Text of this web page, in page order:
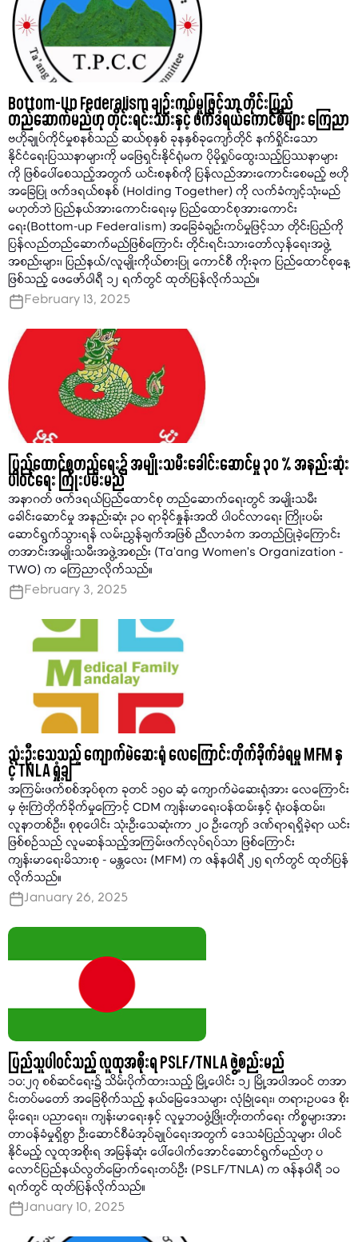
Bottom-Up Federalism ချဉ်းကပ်မှုဖြင့်သာ တိုင်းပြည်
တည်ဆောက်မည်ဟု တိုင်းရင်းသားနှင့် ဖက်ဒရယ်ကောင်စီများ ကြေညာ
ဗဟိုချုပ်ကိုင်မှုစနစ်သည် ဆယ်စုနှစ် ခုနနှစ်ခုကျော်တိုင် နက်ရှိုင်းသော
နိုင်ငံရေးပြဿနာများကို မဖြေရှင်းနိုင်ရုံမက ပိုမိုရှုပ်ထွေးသည့်ပြဿနာများ
ကို ဖြစ်ပေါ်စေသည့်အတွက် ယင်းစနစ်ကို ပြန်လည်အားကောင်းစေမည့် ဗဟို
အခြေပြု ဖက်ဒရယ်စနစ် (Holding Together) ကို လက်ခံကျင့်သုံးမည်
မဟုတ်ဘဲ ပြည်နယ်အားကောင်းရေးမှ ပြည်ထောင်စုအားကောင်း
ရေး(Bottom-up Federalism) အခြေခံချဉ်းကပ်မှုဖြင့်သာ တိုင်းပြည်ကို
ပြန်လည်တည်ဆောက်မည်ဖြစ်ကြောင်း တိုင်းရင်းသားတော်လှန်ရေးအဖွဲ့
အစည်းများ၊ ပြည်နယ်/လူမျိုးကိုယ်စားပြု ကောင်စီ ကိုးခုက ပြည်ထောင်စုနေ့
ဖြစ်သည့် ဖေဖော်ဝါရီ ၁၂ ရက်တွင် ထုတ်ပြန်လိုက်သည်။
February 13, 2025
ပြည်ထောင်စုတည်ရေး၌ အမျိုးသမီးခေါင်းဆောင်မှု ၃၀ % အနည်းဆုံး
ပါဝင်ရေး ကြိုးပမ်းမည်
အနာဂတ် ဖက်ဒရယ်ပြည်ထောင်စု တည်ဆောက်ရေးတွင် အမျိုးသမီး
ခေါင်းဆောင်မှု အနည်းဆုံး ၃၀ ရာခိုင်နှုန်းအထိ ပါဝင်လာရေး ကြိုးပမ်း
ဆောင်ရွက်သွားရန် လမ်းညွှန်ချက်အဖြစ် ညီလာခံက အတည်ပြုခဲ့ကြောင်း
တအာင်းအမျိုးသမီးအဖွဲ့အစည်း (Ta’ang Women’s Organization -
TWO) က ကြေညာလိုက်သည်။
February 3, 2025
သုံးဦးသေသည့် ကျောက်မဲဆေးရုံ လေကြောင်းတိုက်ခိုက်ခံရမှု MFM နှ
င့် TNLA ရှုံ့ချ
အကြမ်းဖက်စစ်အုပ်စုက ခုတင် ၁၅၀ ဆံ့ ကျောက်မဲဆေးရုံအား လေကြောင်း
မှ ဗုံးကြဲတိုက်ခိုက်မှုကြောင့် CDM ကျန်းမာရေးဝန်ထမ်းနှင့် ရုံးဝန်ထမ်း၊
လူနာတစ်ဦး၊ စုစုပေါင်း သုံးဦးသေဆုံးကာ ၂၀ ဦးကျော် ဒဏ်ရာရရှိခဲ့ရာ ယင်း
ဖြစ်စဉ်သည် လူမဆန်သည့်အကြမ်းဖက်လုပ်ရပ်သာ ဖြစ်ကြောင်း
ကျန်းမာရေးမိသားစု - မန္တလေး (MFM) က ဇန်နဝါရီ ၂၅ ရက်တွင် ထုတ်ပြန်
လိုက်သည်။
January 26, 2025
ပြည်သူပါဝင်သည့် လူထုအစိုးရ PSLF/TNLA ဖွဲ့စည်းမည်
၁၀:၂၇ စစ်ဆင်ရေး၌ သိမ်းပိုက်ထားသည့် မြို့ပေါင်း ၁၂ မြို့အပါအဝင် တအာ
င်းတပ်မတော် အခြေစိုက်သည့် နယ်မြေဒေသများ လုံခြုံရေး၊ တရားဥပဒေ စိုး
မိုးရေး၊ ပညာရေး၊ ကျန်းမာရေးနှင့် လူမှုဘဝဖွံ့ဖြိုးတိုးတက်ရေး ကိစ္စများအား
တာဝန်ခံမှုရှိစွာ ဦးဆောင်စီမံအုပ်ချုပ်ရေးအတွက် ဒေသခံပြည်သူများ ပါဝင်
နိုင်မည့် လူထုအစိုးရ အမြန်ဆုံး ပေါ်ပေါက်အောင်ဆောင်ရွက်မည်ဟု ပ
လောင်ပြည်နယ်လွတ်မြောက်ရေးတပ်ဦး (PSLF/TNLA) က ဇန်နဝါရီ ၁၀
ရက်တွင် ထုတ်ပြန်လိုက်သည်။
January 10, 2025